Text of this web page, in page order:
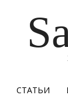
СТАТЬИ